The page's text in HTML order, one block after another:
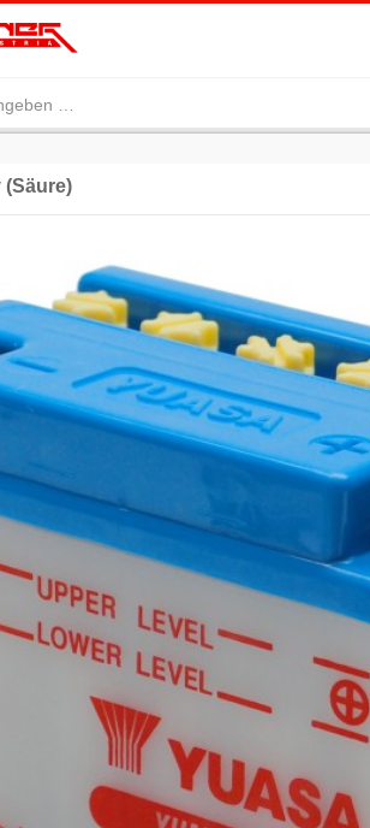
(Säure)